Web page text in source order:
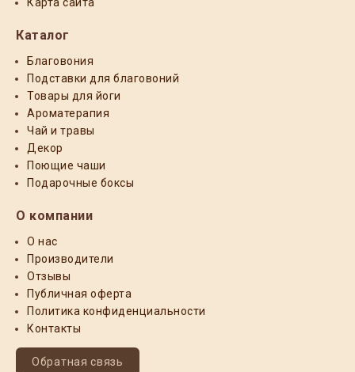
Каталог
Благовония
Подставки для благовоний
Товары для йоги
Ароматерапия
Чай и травы
Декор
Поющие чаши
Подарочные боксы
О компании
О нас
Производители
Отзывы
Публичная оферта
Политика конфиденциальности
Контакты
Обратная связь